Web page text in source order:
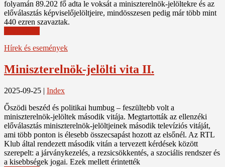
folyamán 89.202 fő adta le voksát a miniszterelnök-jelöltekre és az
előválasztás képviselőjelöltjeire, mindösszesen pedig már több mint
440 ezren szavaztak.
Hírek és események
Miniszterelnök-jelölti vita II.
2025-09-25 | Index
Őszödi beszéd és politikai humbug – feszültebb volt a
miniszterelnök-jelöltek második vitája. Megtartották az ellenzéki
előválasztás miniszterelnök-jelöltjeinek második televíziós vitáját,
ami több ponton is élesebb összecsapást hozott az elsőnél. Az RTL
Klub által rendezett második vitán a tervezett kérdések között
szerepelt: a járványkezelés, a rezsicsökkentés, a szociális rendszer és
a kisebbségek jogai. Ezek mellett érintették